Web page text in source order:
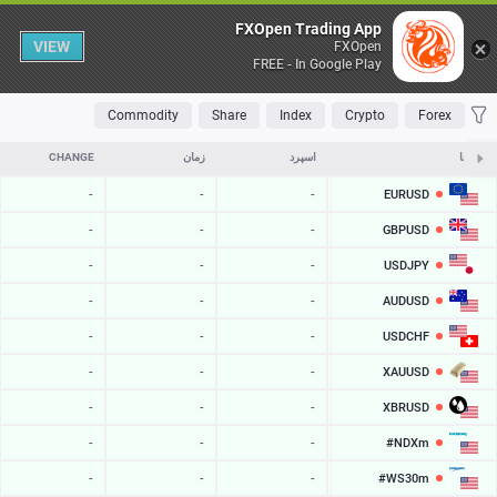
Table
FAVORITES
MOST TRADED
TOP RISERS
TOP FALLERS
Forex
Crypto
Index
Share
Commodity
نمادها اسپرد زمان CHANGE
EURUSD -
-
-
-
GBPUSD -
-
-
-
USDJPY -
-
-
-
AUDUSD -
-
-
-
USDCHF -
-
-
-
XAUUSD -
-
-
-
XBRUSD -
-
-
-
#NDXm -
-
-
-
#WS30m -
-
-
-
FXOpen Trading App
FXOpen
FREE - In Google Play
VIEW